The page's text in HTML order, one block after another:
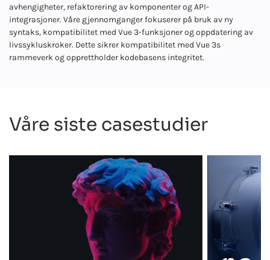
avhengigheter, refaktorering av komponenter og API-
integrasjoner. Våre gjennomganger fokuserer på bruk av ny
syntaks, kompatibilitet med Vue 3-funksjoner og oppdatering av
livssykluskroker. Dette sikrer kompatibilitet med Vue 3s
rammeverk og opprettholder kodebasens integritet.
Våre siste casestudier